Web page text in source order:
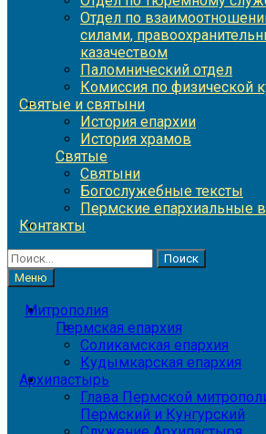
Отдел по
силами,
казачеством
Паломнический отдел
Комиссия по физической
Святые и святыни
История епархии
История храмов
Святые
Святыни
Богослужебные тексты
Пермские епархиальные
Контакты
Найти:
Меню
Митрополия
Пермская епархия
Соликамская епархия
Кудымкарская епархия
Архипастырь
Глава Пермской
Пермский и Кунгурский